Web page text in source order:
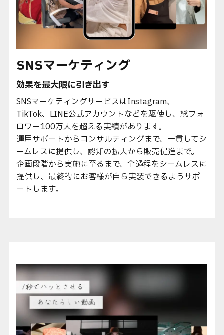
SNSマーケティング
効果を最大限に引き出す
SNSマーケティングサービスはInstagram、
TikTok、 LINE公式アカウントなどを駆使し、総フォ
ロワー100万人を超える実績があります。
運用サポートからコンサルティングまで、一貫してシ
ームレスに提供し、認知の拡大から販売促進まで。
企画段階から実施に至るまで、全過程をシームレスに
提供し、最終的にお客様が自ら実装できるようサポ
ートします。